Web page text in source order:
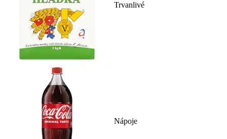
Trvanlivé
Nápoje